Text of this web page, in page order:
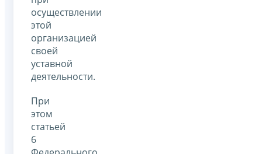
осуществлении
этой
организацией
своей
уставной
деятельности.
При
этом
статьей
6